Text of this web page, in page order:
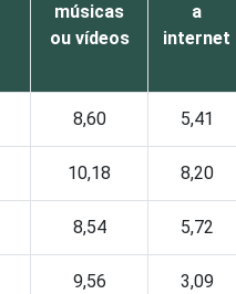
músicas
ou vídeos
a
internet
8,60 5,41
10,18 8,20
8,54 5,72
9,56 3,09